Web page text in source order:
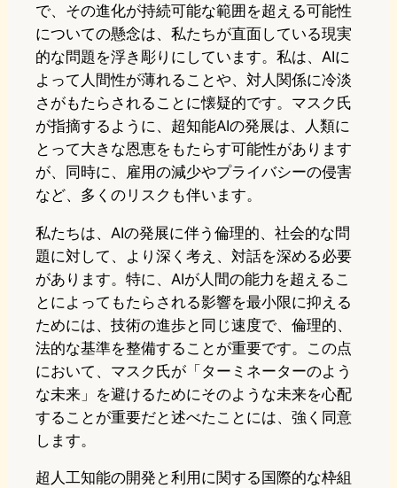
で、その進化が持続可能な範囲を超える可能性
についての懸念は、私たちが直面している現実
的な問題を浮き彫りにしています。私は、AIに
よって人間性が薄れることや、対人関係に冷淡
さがもたらされることに懐疑的です。マスク氏
が指摘するように、超知能AIの発展は、人類に
とって大きな恩恵をもたらす可能性があります
が、同時に、雇用の減少やプライバシーの侵害
など、多くのリスクも伴います。
私たちは、AIの発展に伴う倫理的、社会的な問
題に対して、より深く考え、対話を深める必要
があります。特に、AIが人間の能力を超えるこ
とによってもたらされる影響を最小限に抑える
ためには、技術の進歩と同じ速度で、倫理的、
法的な基準を整備することが重要です。この点
において、マスク氏が「ターミネーターのよう
な未来」を避けるためにそのような未来を心配
することが重要だと述べたことには、強く同意
します。
超人工知能の開発と利用に関する国際的な枠組